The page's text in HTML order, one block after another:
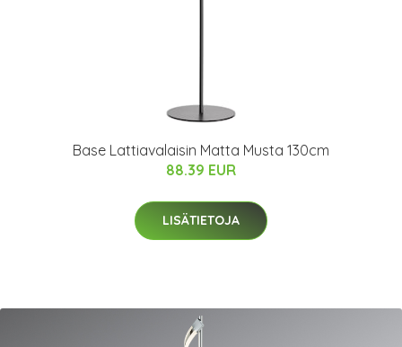
Base Lattiavalaisin Matta Musta 130cm
88.39 EUR
LISÄTIETOJA